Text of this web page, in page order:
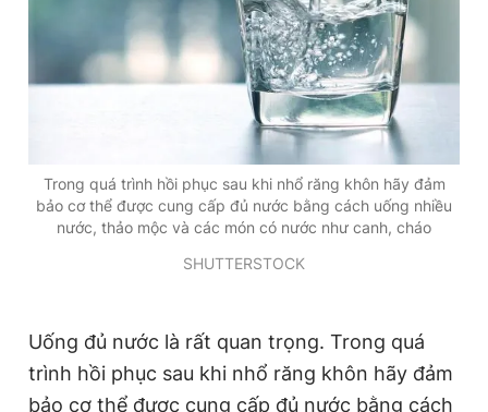
Trong quá trình hồi phục sau khi nhổ răng khôn hãy đảm
bảo cơ thể được cung cấp đủ nước bằng cách uống nhiều
nước, thảo mộc và các món có nước như canh, cháo
SHUTTERSTOCK
Uống đủ nước là rất quan trọng. Trong quá
trình hồi phục sau khi nhổ răng khôn hãy đảm
bảo cơ thể được cung cấp đủ nước bằng cách